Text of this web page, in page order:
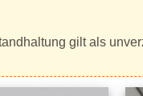
gilt als